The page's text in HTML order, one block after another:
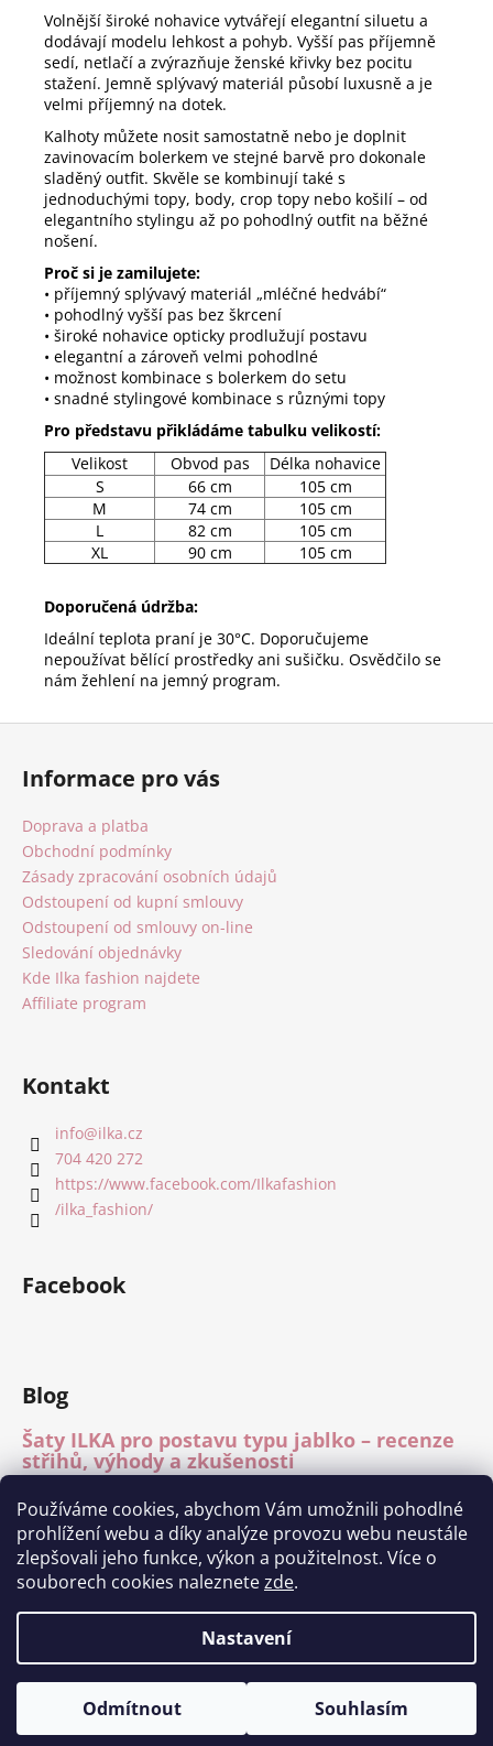
Používáme cookies, abychom Vám umožnili pohodlné
prohlížení webu a díky analýze provozu webu neustále
zlepšovali jeho funkce, výkon a použitelnost. Více o
souborech cookies naleznetezde.
Nastavení
Odmítnout Souhlasím
Volnější široké nohavice vytvářejí elegantní siluetu a
dodávají modelu lehkost a pohyb. Vyšší pas příjemně
sedí, netlačí a zvýrazňuje ženské křivky bez pocitu
stažení. Jemně splývavý materiál působí luxusně a je
velmi příjemný na dotek.
Kalhoty můžete nosit samostatně nebo je doplnit
zavinovacím bolerkem ve stejné barvě pro dokonale
sladěný outfit. Skvěle se kombinují také s
jednoduchými topy, body, crop topy nebo košilí – od
elegantního stylingu až po pohodlný outfit na běžné
nošení.
Proč si je zamilujete:
• příjemný splývavý materiál „mléčné hedvábí“
• pohodlný vyšší pas bez škrcení
• široké nohavice opticky prodlužují postavu
• elegantní a zároveň velmi pohodlné
• možnost kombinace s bolerkem do setu
• snadné stylingové kombinace s různými topy
Pro představu přikládáme tabulku velikostí:
Velikost
Obvod pas
Délka nohavice
S
66 cm
105 cm
M
74 cm
105 cm
L
82 cm
105 cm
XL
90 cm 105 cm
Doporučená údržba:
Ideální teplota praní je 30°C. Doporučujeme
nepoužívat bělící prostředky ani sušičku. Osvědčilo se
nám žehlení na jemný program.
Z
Informace pro vás
Doprava a platba
Obchodní podmínky
Zásady zpracování osobních údajů
Odstoupení od kupní smlouvy
Odstoupení od smlouvy on-line
Sledování objednávky
Kde Ilka fashion najdete
Affiliate program
Kontakt
info@ilka.cz
704 420 272
https://www.facebook.com/Ilkafashion
/ilka_fashion/
Facebook
Blog
Šaty ILKA pro postavu typu jablko – recenze
střihů, výhody a zkušenosti
Mléčné hedvábí – recenze materiálu
15.7.2026
Módní přehlídka Charita Tábor 11.6.2026
1.7.2026
Copyright 2026Ilka fashion . Všechna práva vyhrazena.